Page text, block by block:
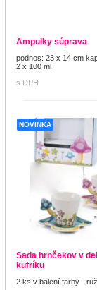
Ampulky súprava
podnos: 23 x 14 cm
2 x 100 ml
s DPH
NOVINKA
Sada hrnčekov v
kufríku
2 ks v balení farby -